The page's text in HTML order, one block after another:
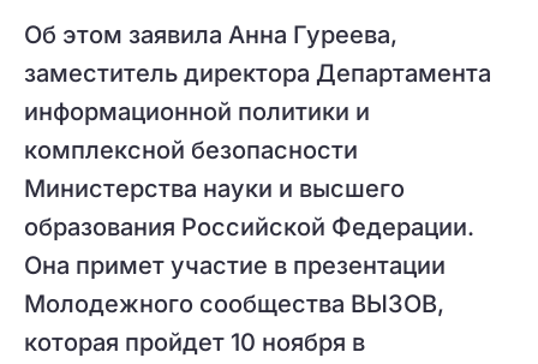
Об этом заявила Анна Гуреева,
заместитель директора Департамента
информационной политики и
комплексной безопасности
Министерства науки и высшего
образования Российской Федерации.
Она примет участие в презентации
Молодежного сообщества ВЫЗОВ,
которая пройдет 10 ноября в